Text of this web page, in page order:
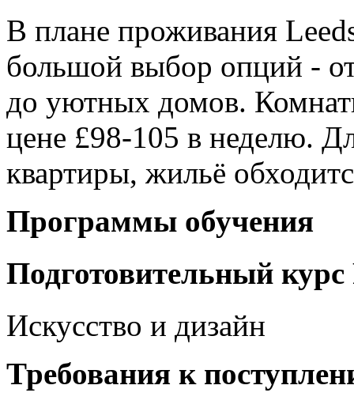
В плане проживания
большой выбор опций -
до уютных домов.
цене £98-105 в неделю.
квартиры, жильё
Программы обучения
Подготовительный
Искусство и дизайн
Требования к